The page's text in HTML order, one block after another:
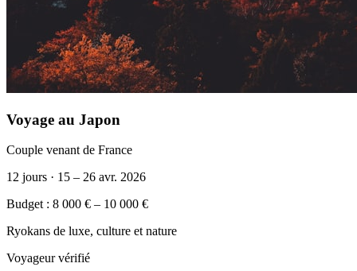
Voyage au Japon
Couple venant de France
12 jours · 15 – 26 avr. 2026
Budget : 8 000 € – 10 000 €
Ryokans de luxe, culture et nature
Voyageur vérifié